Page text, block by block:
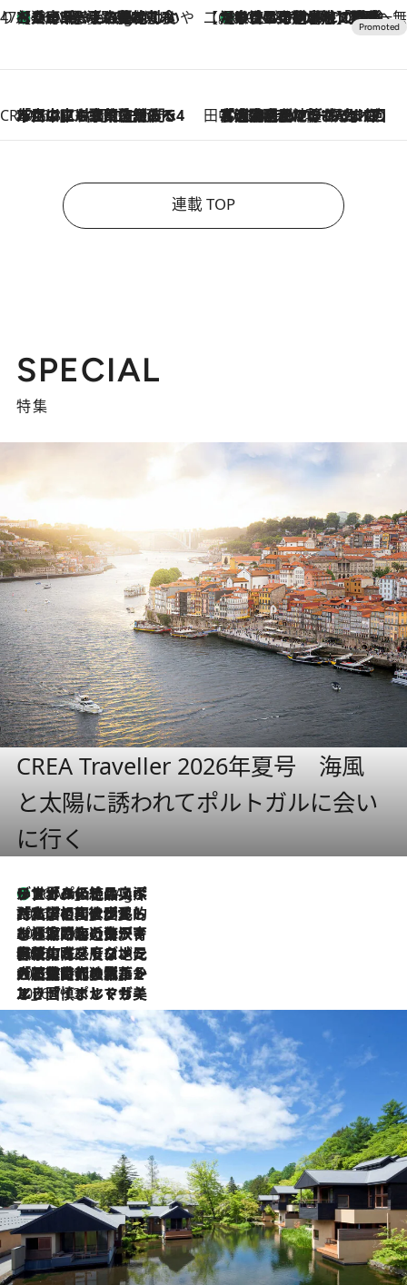
47都道府県の手みやげ ひんやりスイーツで夏を満喫
46 Minutes Ago
【兵庫県】この夏絶対食べたい 冷やしておいしいおやつ3選 淡路島の恵みをジェラートに集約 【CREA×星野リゾート】唯一無二。癒しと発見が待つ場所へ
2026.8.7
【トンボの足水浴】ヒノキの香りに包まれて涼感マックス！約13℃の湧水かけ流しを避暑地「星野温泉 トンボの湯」で体験
CREA'S CHOICE
2026.8.7
「立川にも歌舞伎があるんだよ」 片岡仁左衛門・市川中車ら豪華座組みで4年目の立川立飛歌舞伎へ 田中稲の勝手に再ブーム
2026.8.7
「湘南乃風に憧れて」観客大盛上がりの“タオル回し”に、ラッパー顔負けの高速歌唱まで…さだまさし（74）のアグレッシブすぎる現在地
連載 TOP
SPECIAL
特集
CREA Traveller 2026年夏号 海風
と太陽に誘われてポルトガルに会い
に行く
46 Minutes Ago
リスボンの絶品スイーツ「パステル・デ・ナタ」とは？ポルトガル伝統の奥深い世界へ
2026.7.27
「私の祖国はポルトガル語です」国民的詩人フェルナンド・ペソアと、彼が愛した文学の街を歩く
2026.7.26
ポルトガル近海が育む極上の海の幸。キリリと冷えた白ワインと愉しむ、シーフード専門店の贅沢
2026.7.22
伝統の味をモダンに昇華。高感度な地元客が集う、リスボンの最旬ガストロノミー
2026.7.21
大航海時代の栄華から、震災、独裁、そして革命へ。ポルトガル・首都リスボンの石畳に刻まれた「歴史の光と影」
2026.7.13
エッセイ・ヤマザキマリ「慎ましくも美しき国 ポルトガル」